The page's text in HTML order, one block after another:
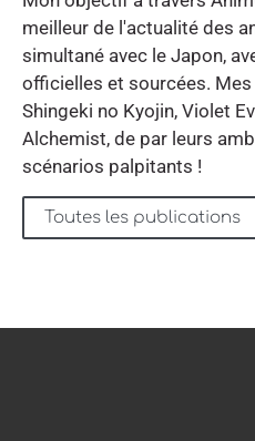
meilleur de l'actualité des
simultané avec le Japon,
officielles et sourcées.
Shingeki no Kyojin, Violet
Alchemist, de par leurs
scénarios palpitants !
Toutes les publications